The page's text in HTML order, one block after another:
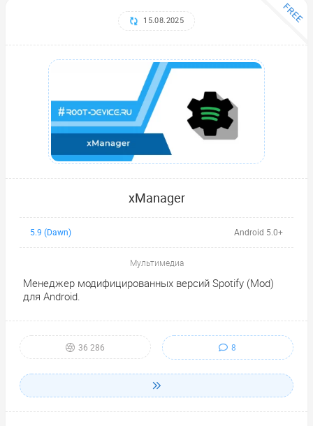
FREE
15.08.2025
xManager
5.9 (Dawn) Android 5.0+
Мультимедиа
Менеджер модифицированных версий Spotify (Mod)
для Android.
36 286 8